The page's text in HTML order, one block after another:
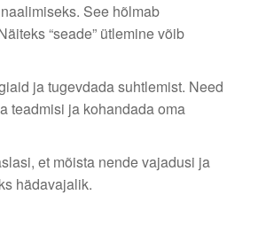
See hõlmab
“seade” ütlemine võib
ja tugevdada suhtlemist. Need
teadmisi ja kohandada oma
et mõista nende vajadusi ja
hädavajalik.